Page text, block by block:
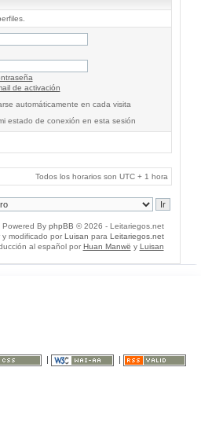
de activación
automáticamente en cada visita
estado de conexión en esta sesión
Todos los horarios son UTC + 1 hora
Powered By phpBB © 2026 - Leitariegos.net
modificado por Luisan para Leitariegos.net
al español por Huan Manwë y Luisan